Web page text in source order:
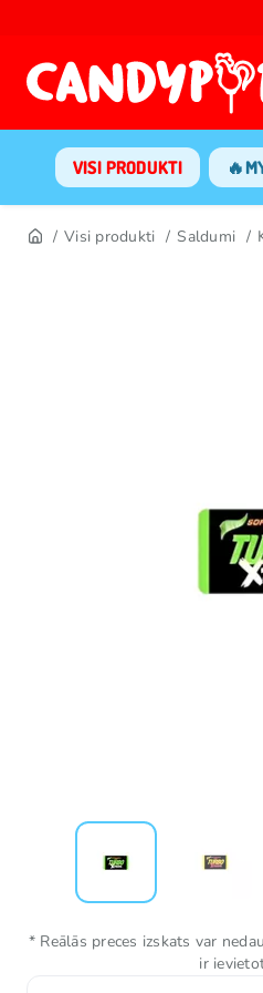
VISI PRODUKTI
Visi produkti Saldumi
* Reālās preces izskats var
ir